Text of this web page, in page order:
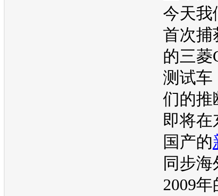
今天我
首次捕
的三菱
测试车
们的推
即将在
国产的
同步
2009